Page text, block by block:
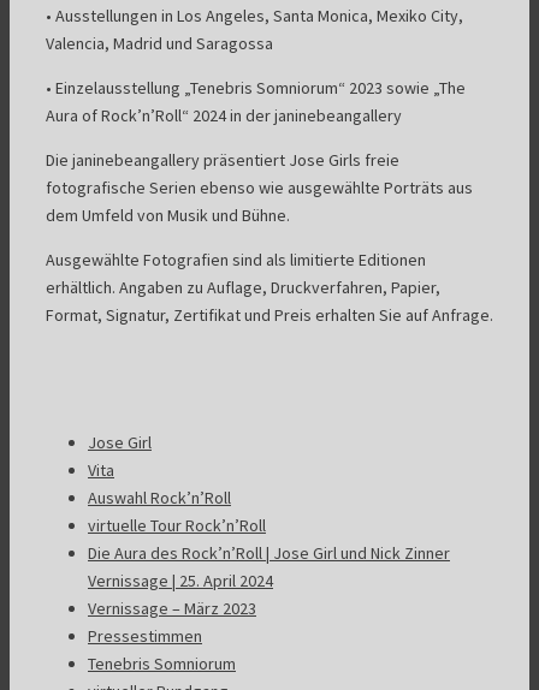
• Ausstellungen in Los Angeles, Santa Monica, Mexiko City,
Valencia, Madrid und Saragossa
• Einzelausstellung „Tenebris Somniorum“ 2023 sowie „The
Aura of Rock’n’Roll“ 2024 in der janinebeangallery
Die janinebeangallery präsentiert Jose Girls freie
fotografische Serien ebenso wie ausgewählte Porträts aus
dem Umfeld von Musik und Bühne.
Ausgewählte Fotografien sind als limitierte Editionen
erhältlich. Angaben zu Auflage, Druckverfahren, Papier,
Format, Signatur, Zertifikat und Preis erhalten Sie auf Anfrage.
Jose Girl
Vita
Auswahl Rock’n’Roll
virtuelle Tour Rock’n’Roll
Die Aura des Rock’n’Roll | Jose Girl und Nick Zinner
Vernissage | 25. April 2024
Vernissage – März 2023
Pressestimmen
Tenebris Somniorum